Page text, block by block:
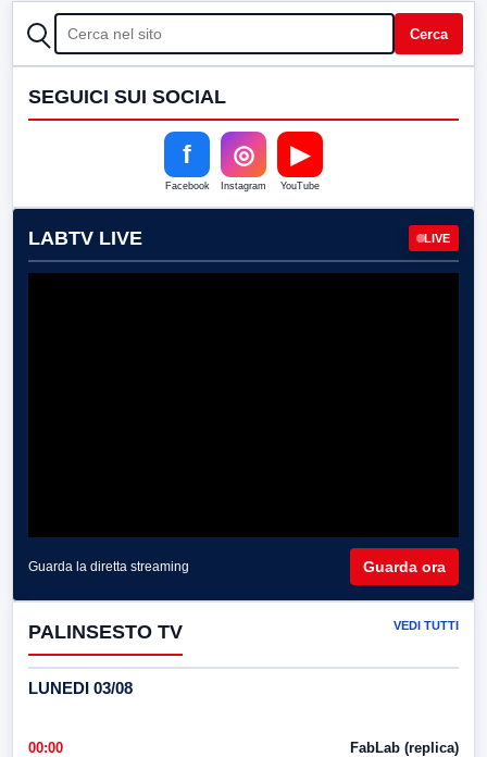
CERCA Cerca
SEGUICI SUI SOCIAL
f
Facebook
◎
Instagram
▶
YouTube
LABTV LIVE LIVE
Guarda la diretta streaming Guarda ora
PALINSESTO TV VEDI TUTTI
LUNEDI 03/08
00:00 FabLab (replica)